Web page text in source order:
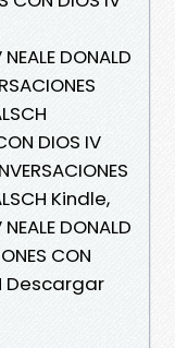
DONALD
DIOS IV
Kindle,
DONALD
CON
Descargar